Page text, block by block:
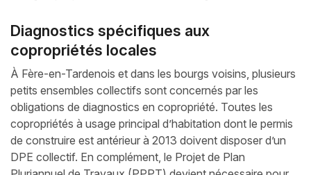
Diagnostics spécifiques aux
copropriétés locales
À Fère-en-Tardenois et dans les bourgs voisins, plusieurs
petits ensembles collectifs sont concernés par les
obligations de diagnostics en copropriété. Toutes les
copropriétés à usage principal d’habitation dont le permis
de construire est antérieur à 2013 doivent disposer d’un
DPE collectif. En complément, le Projet de Plan